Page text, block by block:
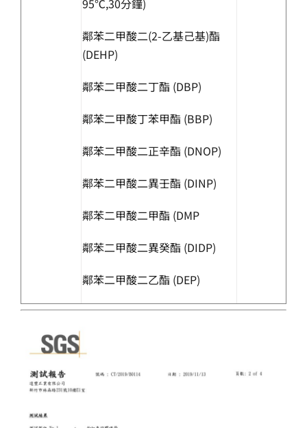
95℃,30分鐘)
鄰苯二甲酸二(2-乙基己基)酯
(DEHP)
鄰苯二甲酸二丁酯 (DBP)
鄰苯二甲酸丁苯甲酯 (BBP)
鄰苯二甲酸二正辛酯 (DNOP)
鄰苯二甲酸二異壬酯 (DINP)
鄰苯二甲酸二甲酯 (DMP
鄰苯二甲酸二異癸酯 (DIDP)
鄰苯二甲酸二乙酯 (DEP)